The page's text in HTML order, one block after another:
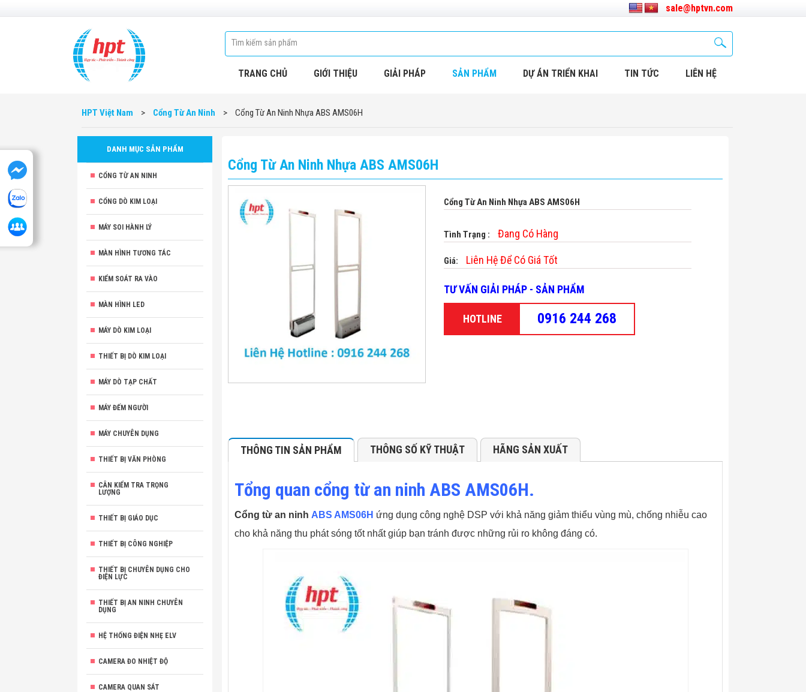
sale@hptvn.com
TRANG CHỦ GIỚI THIỆU GIẢI PHÁP SẢN PHẨM DỰ ÁN TRIỂN KHAI TIN TỨC LIÊN HỆ
HPT Việt Nam > Cổng Từ An Ninh > Cổng Từ An Ninh Nhựa ABS AMS06H
DANH MỤC SẢN PHẨM
CỔNG TỪ AN NINH
CỔNG DÒ KIM LOẠI
MÁY SOI HÀNH LÝ
MÀN HÌNH TƯƠNG TÁC
KIỂM SOÁT RA VÀO
MÀN HÌNH LED
MÁY DÒ KIM LOẠI
THIẾT BỊ DÒ KIM LOẠI
MÁY DÒ TẠP CHẤT
MÁY ĐẾM NGƯỜI
MÁY CHUYÊN DỤNG
THIẾT BỊ VĂN PHÒNG
CÂN KIỂM TRA TRỌNG
LƯỢNG
THIẾT BỊ GIÁO DỤC
THIẾT BỊ CÔNG NGHIỆP
THIẾT BỊ CHUYÊN DỤNG CHO
ĐIỆN LỰC
THIẾT BỊ AN NINH CHUYÊN
DỤNG
HỆ THỐNG ĐIỆN NHẸ ELV
CAMERA ĐO NHIỆT ĐỘ
CAMERA QUAN SÁT
Cổng Từ An Ninh Nhựa ABS AMS06H
Cổng Từ An Ninh Nhựa ABS AMS06H
Tình Trạng : Đang Có Hàng
Giá: Liên Hệ Để Có Giá Tốt
TƯ VẤN GIẢI PHÁP - SẢN PHẨM
HOTLINE 0916 244 268
THÔNG TIN SẢN PHẨM THÔNG SỐ KỸ THUẬT HÃNG SẢN XUẤT
Tổng quan cổng từ an ninh ABS AMS06H.
Cổng từ an ninh ABS AMS06H ứng dụng công nghệ DSP với khả năng giảm thiểu vùng mù, chống nhiễu cao
cho khả năng thu phát sóng tốt nhất giúp bạn tránh được những rủi ro không đáng có.